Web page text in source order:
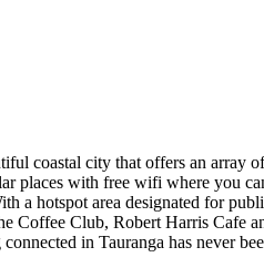
coastal city that offers an
places with free wifi where you
a hotspot area designated for
Coffee Club, Robert Harris
in Tauranga has never